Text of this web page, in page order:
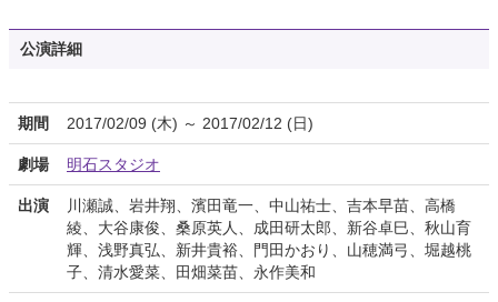
公演詳細
期間 2017/02/09 (木) ～ 2017/02/12 (日)
劇場 明石スタジオ
出演
川瀬誠、岩井翔、濱田竜一、中山祐士、吉本早苗、高橋
綾、大谷康俊、桑原英人、成田研太郎、新谷卓巳、秋山育
輝、浅野真弘、新井貴裕、門田かおり、山穂満弓、堀越桃
子、清水愛菜、田畑菜苗、永作美和